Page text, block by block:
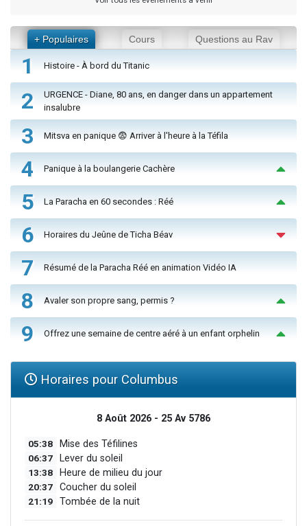
+ Populaires Cours Questions au Rav
1 Histoire - À bord du Titanic
2
URGENCE - Diane, 80 ans, en danger dans un appartement
insalubre
3 Mitsva en panique 😨 Arriver à l'heure à la Téfila
4 Panique à la boulangerie Cachère
5 La Paracha en 60 secondes : Réé
6 Horaires du Jeûne de Ticha Béav
7 Résumé de la Paracha Réé en animation Vidéo IA
8 Avaler son propre sang, permis ?
9 Offrez une semaine de centre aéré à un enfant orphelin
Horaires pour Columbus
8 Août 2026 - 25 Av 5786
05:38 Mise des Téfilines
06:37 Lever du soleil
13:38 Heure de milieu du jour
20:37 Coucher du soleil
21:19 Tombée de la nuit